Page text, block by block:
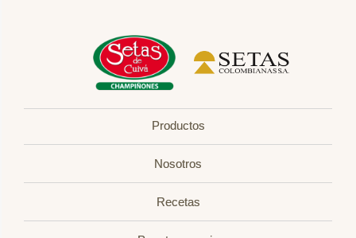
Productos
Nosotros
Recetas